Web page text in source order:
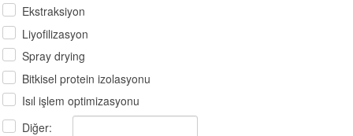
Ekstraksiyon
Liyofilizasyon
Spray drying
Bitkisel protein izolasyonu
Isıl işlem optimizasyonu
Diğer: